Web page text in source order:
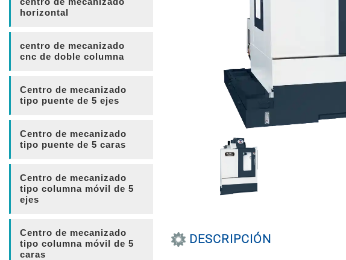
horizontal
centro de mecanizado
cnc de doble columna
Centro de mecanizado
tipo puente de 5 ejes
Centro de mecanizado
tipo puente de 5 caras
Centro de mecanizado
tipo columna móvil de 5
ejes
Centro de mecanizado
tipo columna móvil de 5
caras
DESCRIPCIÓN